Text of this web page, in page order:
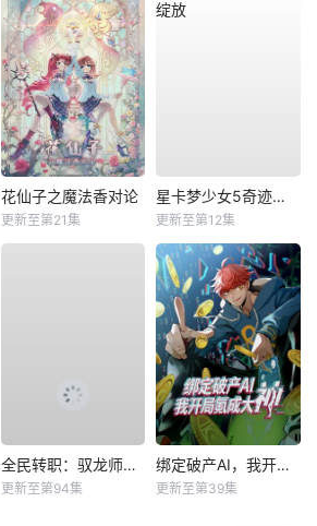
花仙子之魔法香对论
更新至第21集
星卡梦少女5奇迹绽放
更新至第12集
全民转职：驭龙师是最弱职业？动态漫
更新至第94集
绑定破产AI，我开局氪成大神动态漫
更新至第39集